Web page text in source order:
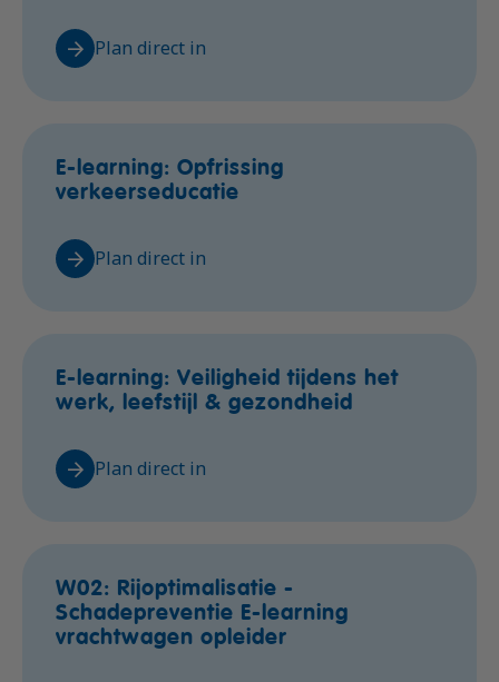
Plan direct in
E-learning: Opfrissing
verkeerseducatie
Plan direct in
E-learning: Veiligheid tijdens het
werk, leefstijl & gezondheid
Plan direct in
W02: Rijoptimalisatie -
Schadepreventie E-learning
vrachtwagen opleider